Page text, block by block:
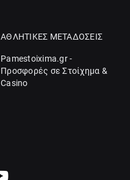
ΑΘΛΗΤΙΚΕΣ ΜΕΤΑΔΟΣΕΙΣ
Pamestoixima.gr -
Προσφορές σε Στοίχημα &
Casino